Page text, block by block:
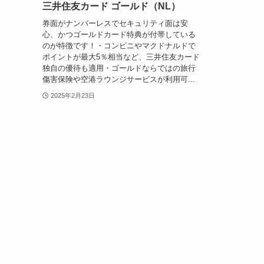
三井住友カード ゴールド（NL）
券面がナンバーレスでセキュリティ面は安
心、かつゴールドカード特典が付帯している
のが特徴です！・コンビニやマクドナルドで
ポイントが最大5％相当など、三井住友カード
独自の優待も適用・ゴールドならではの旅行
傷害保険や空港ラウンジサービスが利用可...
2025年2月23日